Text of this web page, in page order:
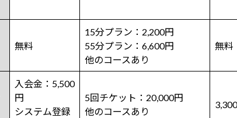
無料
15分プラン：2,200円
55分プラン：6,600円
他のコースあり
無料
入会金：5,500
円
システム登録
5回チケット：20,000円
他のコースあり